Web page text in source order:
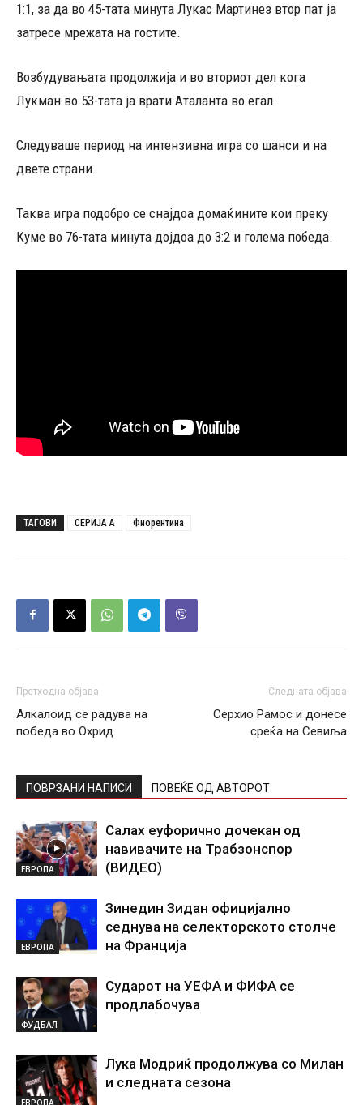
1:1, за да во 45-тата минута Лукас Мартинез втор пат ја
затресе мрежата на гостите.
Возбудувањата продолжија и во вториот дел кога
Лукман во 53-тата ја врати Аталанта во егал.
Следуваше период на интензивна игра со шанси и на
двете страни.
Таква игра подобро се снајдоа домаќините кои преку
Куме во 76-тата минута дојдоа до 3:2 и голема победа.
ТАГОВИ СЕРИЈА А Фиорентина
Претходна објава
Алкалоид се радува на
победа во Охрид
Следната објава
Серхио Рамос и донесе
среќа на Севиља
ПОВРЗАНИ НАПИСИ ПОВЕЌЕ ОД АВТОРОТ
ЕВРОПА
Салах еуфорично дочекан од
навивачите на Трабзонспор
(ВИДЕО)
ЕВРОПА
Зинедин Зидан официјално
седнува на селекторското столче
на Франција
ФУДБАЛ
Сударот на УЕФА и ФИФА се
продлабочува
Лука Модриќ продолжува со Милан
и следната сезона